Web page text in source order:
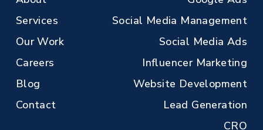
Services
Our Work
Careers
Blog
Contact
Social Media Management
Social Media Ads
Influencer Marketing
Website Development
Lead Generation
CRO